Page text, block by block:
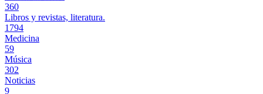
360
Libros y revistas, literatura.
1794
Medicina
59
Música
302
Noticias
9